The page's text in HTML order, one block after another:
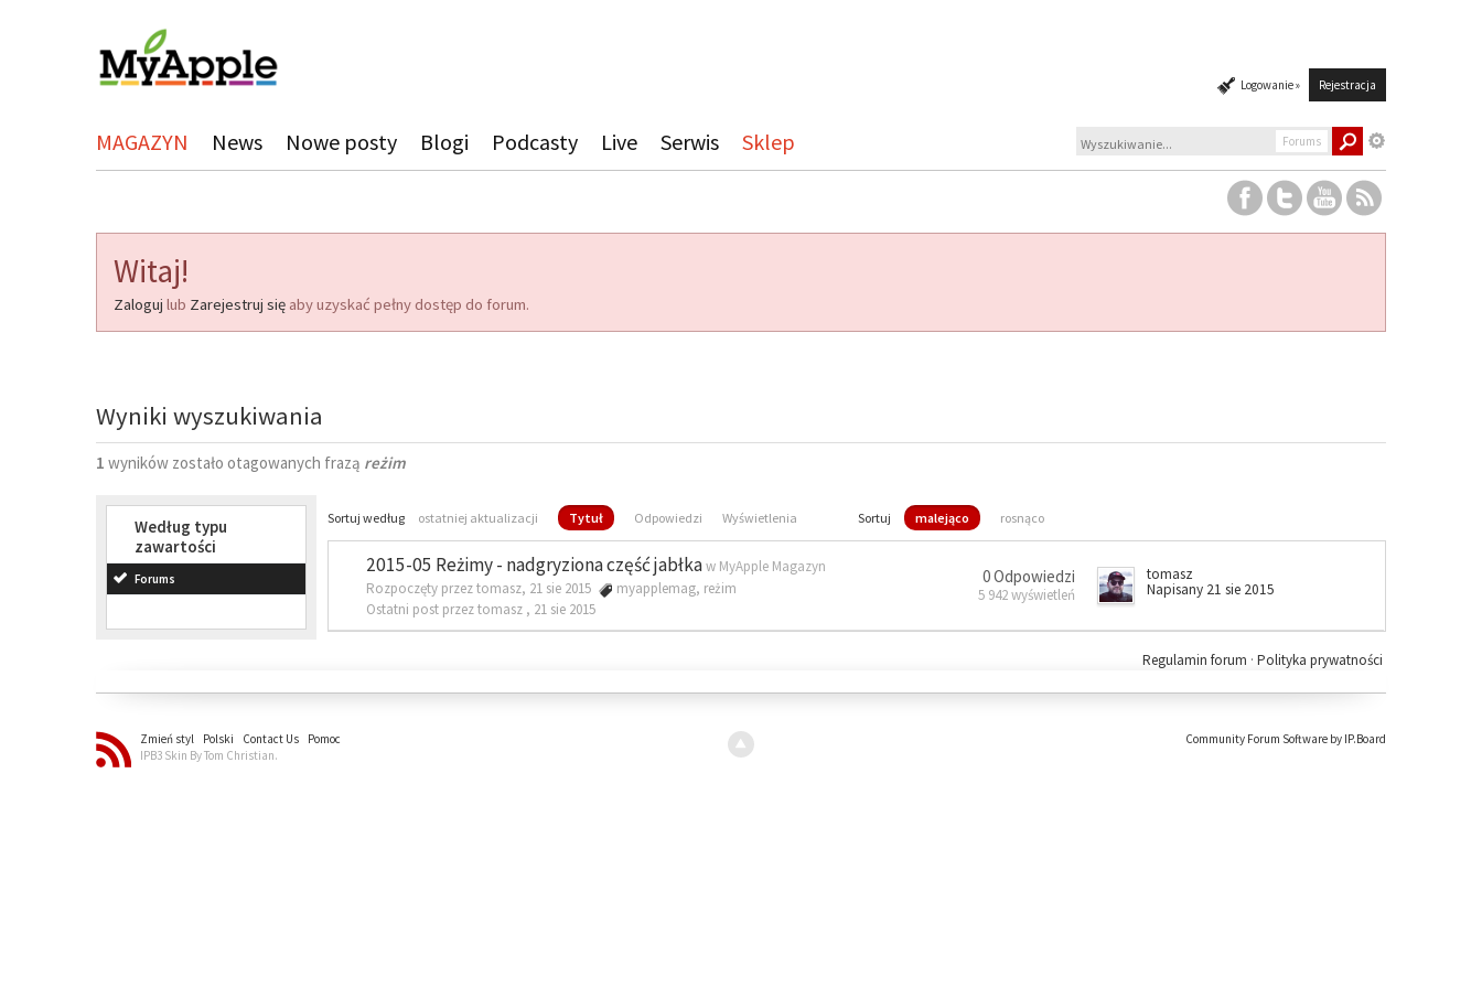
Logowanie » Rejestracja
MAGAZYN News Nowe posty Blogi Podcasty Live Serwis Sklep Forums
Witaj!
Zaloguj lub Zarejestruj się aby uzyskać pełny dostęp do forum.
Wyniki wyszukiwania
1 wyników zostało otagowanych frazą reżim
Według typu
zawartości
Forums
Sortuj według ostatniej aktualizacji Tytuł Odpowiedzi Wyświetlenia Sortuj malejąco rosnąco
2015-05 Reżimy - nadgryziona część jabłkaw MyApple Magazyn
Rozpoczęty przez tomasz, 21 sie 2015
myapplemag, reżim
Ostatni post przez tomasz , 21 sie 2015
0 Odpowiedzi
5 942 wyświetleń
tomasz
Napisany 21 sie 2015
Polityka prywatności
Regulamin forum ·
Zmień styl Polski Contact Us
Pomoc
IPB3 Skin By Tom Christian.
Community Forum Software by IP.Board